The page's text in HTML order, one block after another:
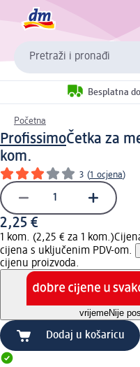
Pretraži i pronađi
Besplatna
Početna
ProfissimoČetka za
kom.
3 (1 ocjena)
2,25 €
1 kom. (2,25 € za 1 kom.)
cijena s uključenim PDV-om.
cijenu proizvoda.
vrijemeNije
Dodaj u košaricu